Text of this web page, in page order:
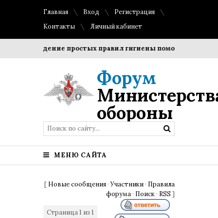
Главная Вход
Регистрация
Контакты
Личный кабинет
Соблюдение простых правил гигиены помогает
Форум
обороны
МЕНЮ САЙТА
[ Новые сообщения ·Участники · Правила
форума · Поиск · RSS ]
Страница1 из 1